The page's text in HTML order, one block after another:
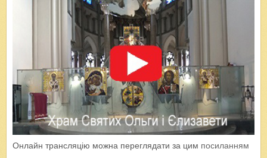
Онлайн трансляцію можна переглядати за цим посиланням